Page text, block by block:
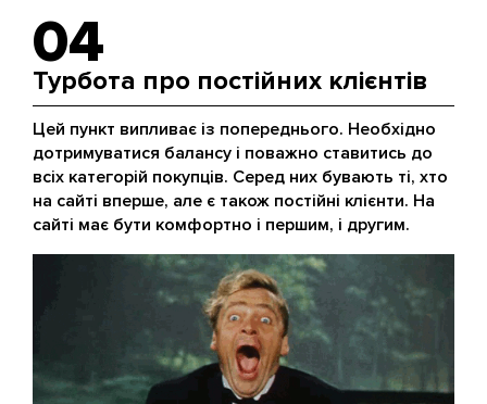
04
Турбота про постійних клієнтів
Цей пункт випливає із попереднього. Необхідно
дотримуватися балансу і поважно ставитись до
всіх категорій покупців. Серед них бувають ті, хто
на сайті вперше, але є також постійні клієнти. На
сайті має бути комфортно і першим, і другим.